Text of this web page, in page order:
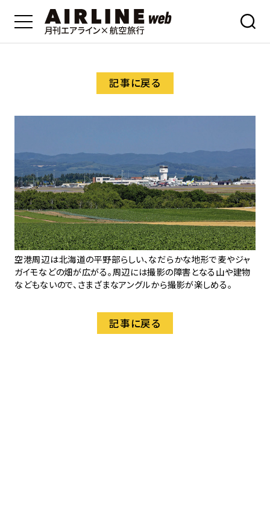
記事に戻る
空港周辺は北海道の平野部らしい、なだらかな地形で麦やジャ
ガイモなどの畑が広がる。周辺には撮影の障害となる山や建物
などもないので、さまざまなアングルから撮影が楽しめる。
記事に戻る